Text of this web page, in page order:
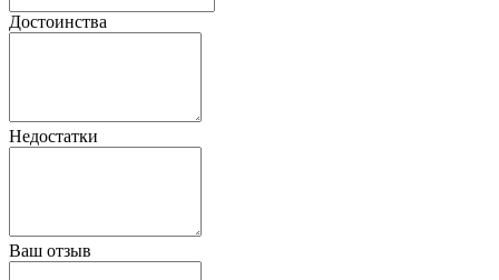
Достоинства
Недостатки
Ваш отзыв